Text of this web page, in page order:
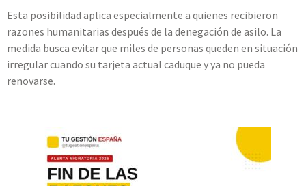
Esta posibilidad aplica especialmente a quienes recibieron
razones humanitarias después de la denegación de asilo. La
medida busca evitar que miles de personas queden en situación
irregular cuando su tarjeta actual caduque y ya no pueda
renovarse.